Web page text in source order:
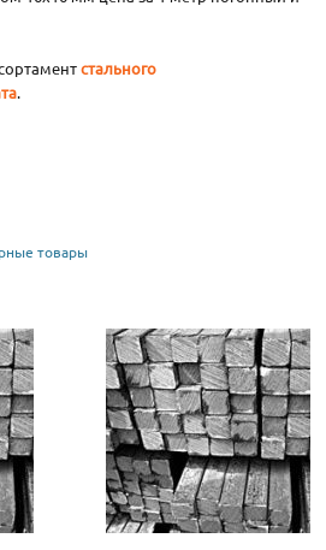
стального
.
товары